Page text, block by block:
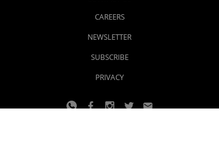
CAREERS
NEWSLETTER
SUBSCRIBE
PRIVACY